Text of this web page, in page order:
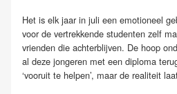
Het is elk jaar in juli een emotioneel
voor de vertrekkende studenten zelf
vrienden die achterblijven. De hoop
al deze jongeren met een diploma
‘vooruit te helpen’, maar de realiteit